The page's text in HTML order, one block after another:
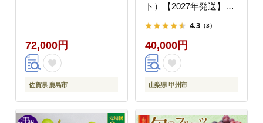
72,000円
佐賀県 鹿島市
ト）【2027年発送】
4.3 （3）
40,000円
山梨県 甲州市